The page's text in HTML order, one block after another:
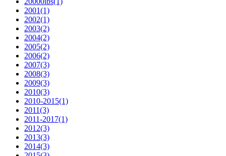
2001(1)
2002(1)
2003(2)
2004(2)
2005(2)
2006(2)
2007(3)
2008(3)
2009(3)
2010(3)
2010-2015(1)
2011(3)
2011-2017(1)
2012(3)
2013(3)
2014(3)